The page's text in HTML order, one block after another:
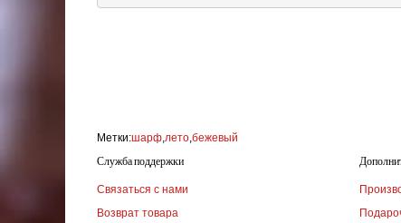
Метки:шарф,лето,бежевый
Служба поддержки
Связаться с нами
Возврат товара